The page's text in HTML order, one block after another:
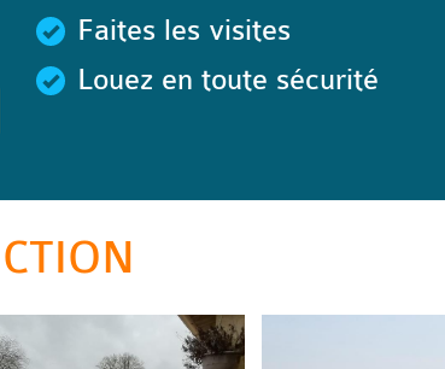
Faites les visites
Louez en toute sécurité